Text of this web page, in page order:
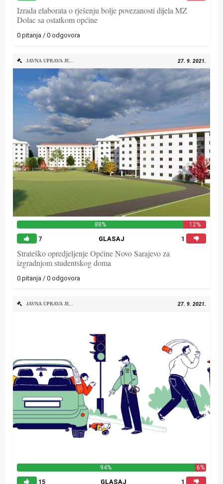
Izrada elaborata o rješenju bolje povezanosti dijela MZ
Dolac sa ostatkom općine
0 pitanja / 0 odgovora
27. 9. 2021.
88% 12%
7 GLASAJ 1
Strateško opredjeljenje Općine Novo Sarajevo za
izgradnjom studentskog doma
0 pitanja / 0 odgovora
27. 9. 2021.
94% 6%
15 GLASAJ 1